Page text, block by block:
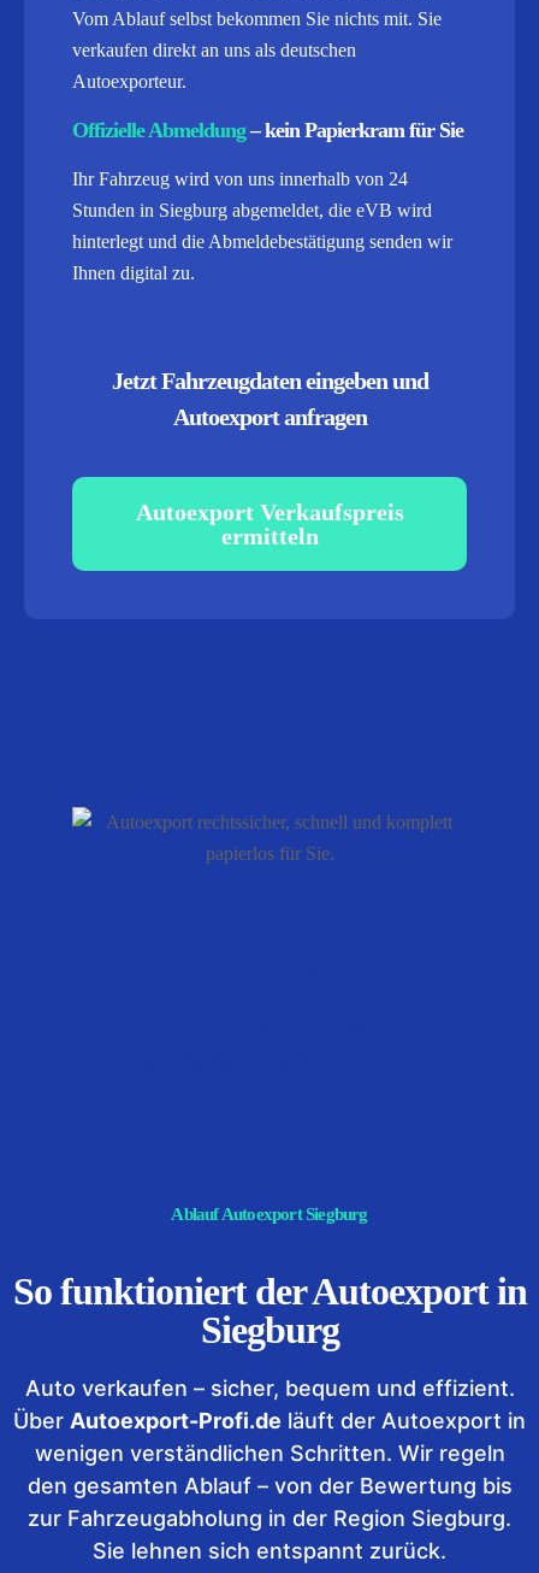
Vom Ablauf selbst bekommen Sie nichts mit. Sie
verkaufen direkt an uns als deutschen
Autoexporteur.
Offizielle Abmeldung– kein Papierkram für Sie
Ihr Fahrzeug wird von uns innerhalb von 24
Stunden in Siegburg abgemeldet, die eVB wird
hinterlegt und die Abmeldebestätigung senden wir
Ihnen digital zu.
Jetzt Fahrzeugdaten eingeben und
Autoexport anfragen
Autoexport Verkaufspreis
ermitteln
Ablauf Autoexport Siegburg
So funktioniert der Autoexport in
Siegburg
Auto verkaufen – sicher, bequem und effizient.
Über Autoexport-Profi.de läuft der Autoexport in
wenigen verständlichen Schritten. Wir regeln
den gesamten Ablauf – von der Bewertung bis
zur Fahrzeugabholung in der Region Siegburg.
Sie lehnen sich entspannt zurück.